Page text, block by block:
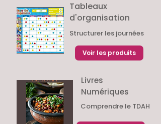
Voir les produits
Tableaux
d'organisation
Structurer les journées
Livres
Numériques
Comprendre le TDAH